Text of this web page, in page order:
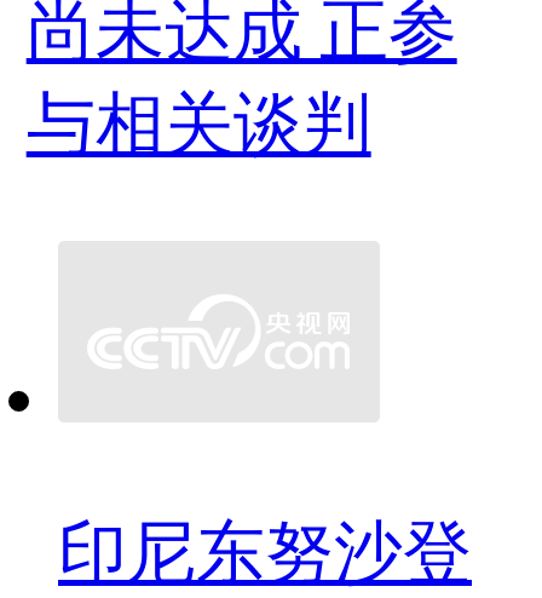
尚未达成 正参
与相关谈判
印尼东努沙登